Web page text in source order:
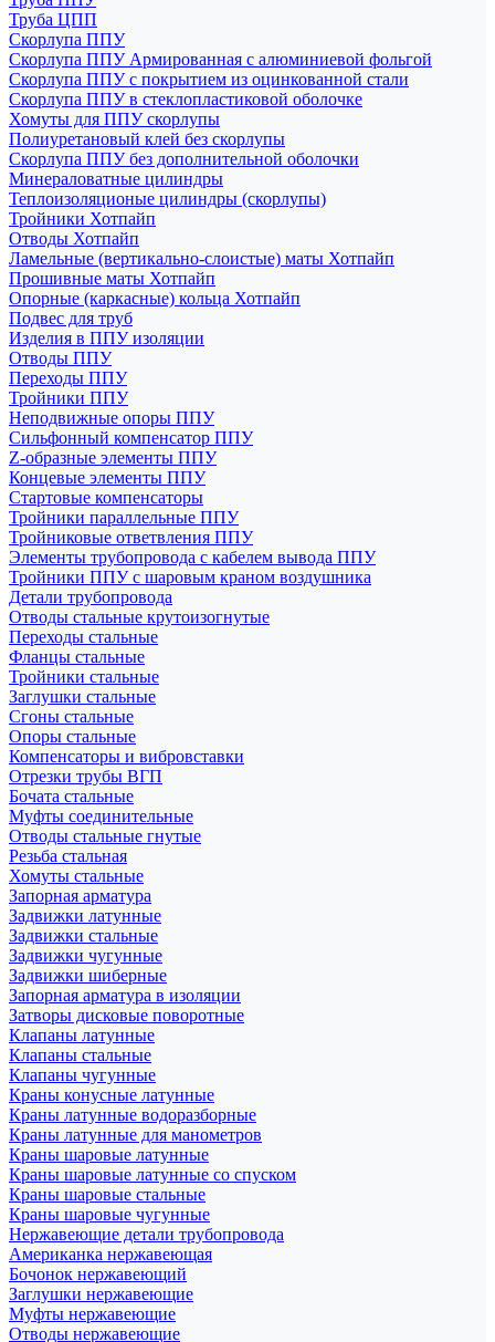
Труба ЦПП
Скорлупа ППУ
Скорлупа ППУ Армированная с алюминиевой фольгой
Скорлупа ППУ с покрытием из оцинкованной стали
Скорлупа ППУ в стеклопластиковой оболочке
Хомуты для ППУ скорлупы
Полиуретановый клей без скорлупы
Скорлупа ППУ без дополнительной оболочки
Минераловатные цилиндры
Теплоизоляционые цилиндры (скорлупы)
Тройники Хотпайп
Отводы Хотпайп
Ламельные (вертикально-слоистые) маты Хотпайп
Прошивные маты Хотпайп
Опорные (каркасные) кольца Хотпайп
Подвес для труб
Изделия в ППУ изоляции
Отводы ППУ
Переходы ППУ
Тройники ППУ
Неподвижные опоры ППУ
Cильфонный компенсатор ППУ
Z-образные элементы ППУ
Концевые элементы ППУ
Стартовые компенсаторы
Тройники параллельные ППУ
Тройниковые ответвления ППУ
Элементы трубопровода с кабелем вывода ППУ
Тройники ППУ с шаровым краном воздушника
Детали трубопровода
Отводы стальные крутоизогнутые
Переходы стальные
Фланцы стальные
Тройники стальные
Заглушки стальные
Сгоны стальные
Опоры стальные
Компенсаторы и вибровставки
Отрезки трубы ВГП
Бочата стальные
Муфты соединительные
Отводы стальные гнутые
Резьба стальная
Хомуты стальные
Запорная арматура
Задвижки латунные
Задвижки стальные
Задвижки чугунные
Задвижки шиберные
Запорная арматура в изоляции
Затворы дисковые поворотные
Клапаны латунные
Клапаны стальные
Клапаны чугунные
Краны конусные латунные
Краны латунные водоразборные
Краны латунные для манометров
Краны шаровые латунные
Краны шаровые латунные со спуском
Краны шаровые стальные
Краны шаровые чугунные
Нержавеющие детали трубопровода
Американка нержавеющая
Бочонок нержавеющий
Заглушки нержавеющие
Муфты нержавеющие
Отводы нержавеющие